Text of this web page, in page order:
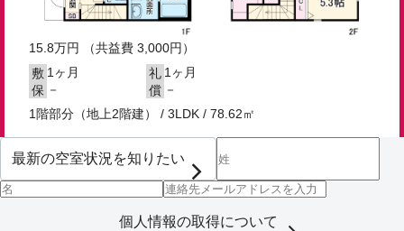
15.8万円
（共益費 3,000円）
敷 1ヶ月 礼 1ヶ月
保 － 償 －
1階部分（地上2階建） / 3LDK / 78.62㎡
個人情報の取得について